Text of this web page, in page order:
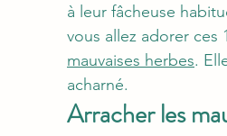
à leur fâcheuse
vous allez adorer ces
mauvaises herbes.
acharné.
Arracher les